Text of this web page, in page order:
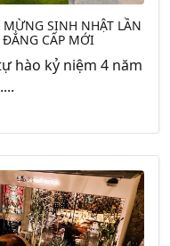
MỪNG SINH NHẬT LẦN
CẤP MỚI
hào kỷ niệm 4 năm